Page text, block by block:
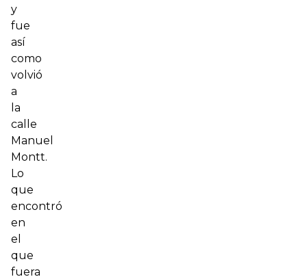
y
fue
así
como
volvió
a
la
calle
Manuel
Montt.
Lo
que
encontró
en
el
que
fuera